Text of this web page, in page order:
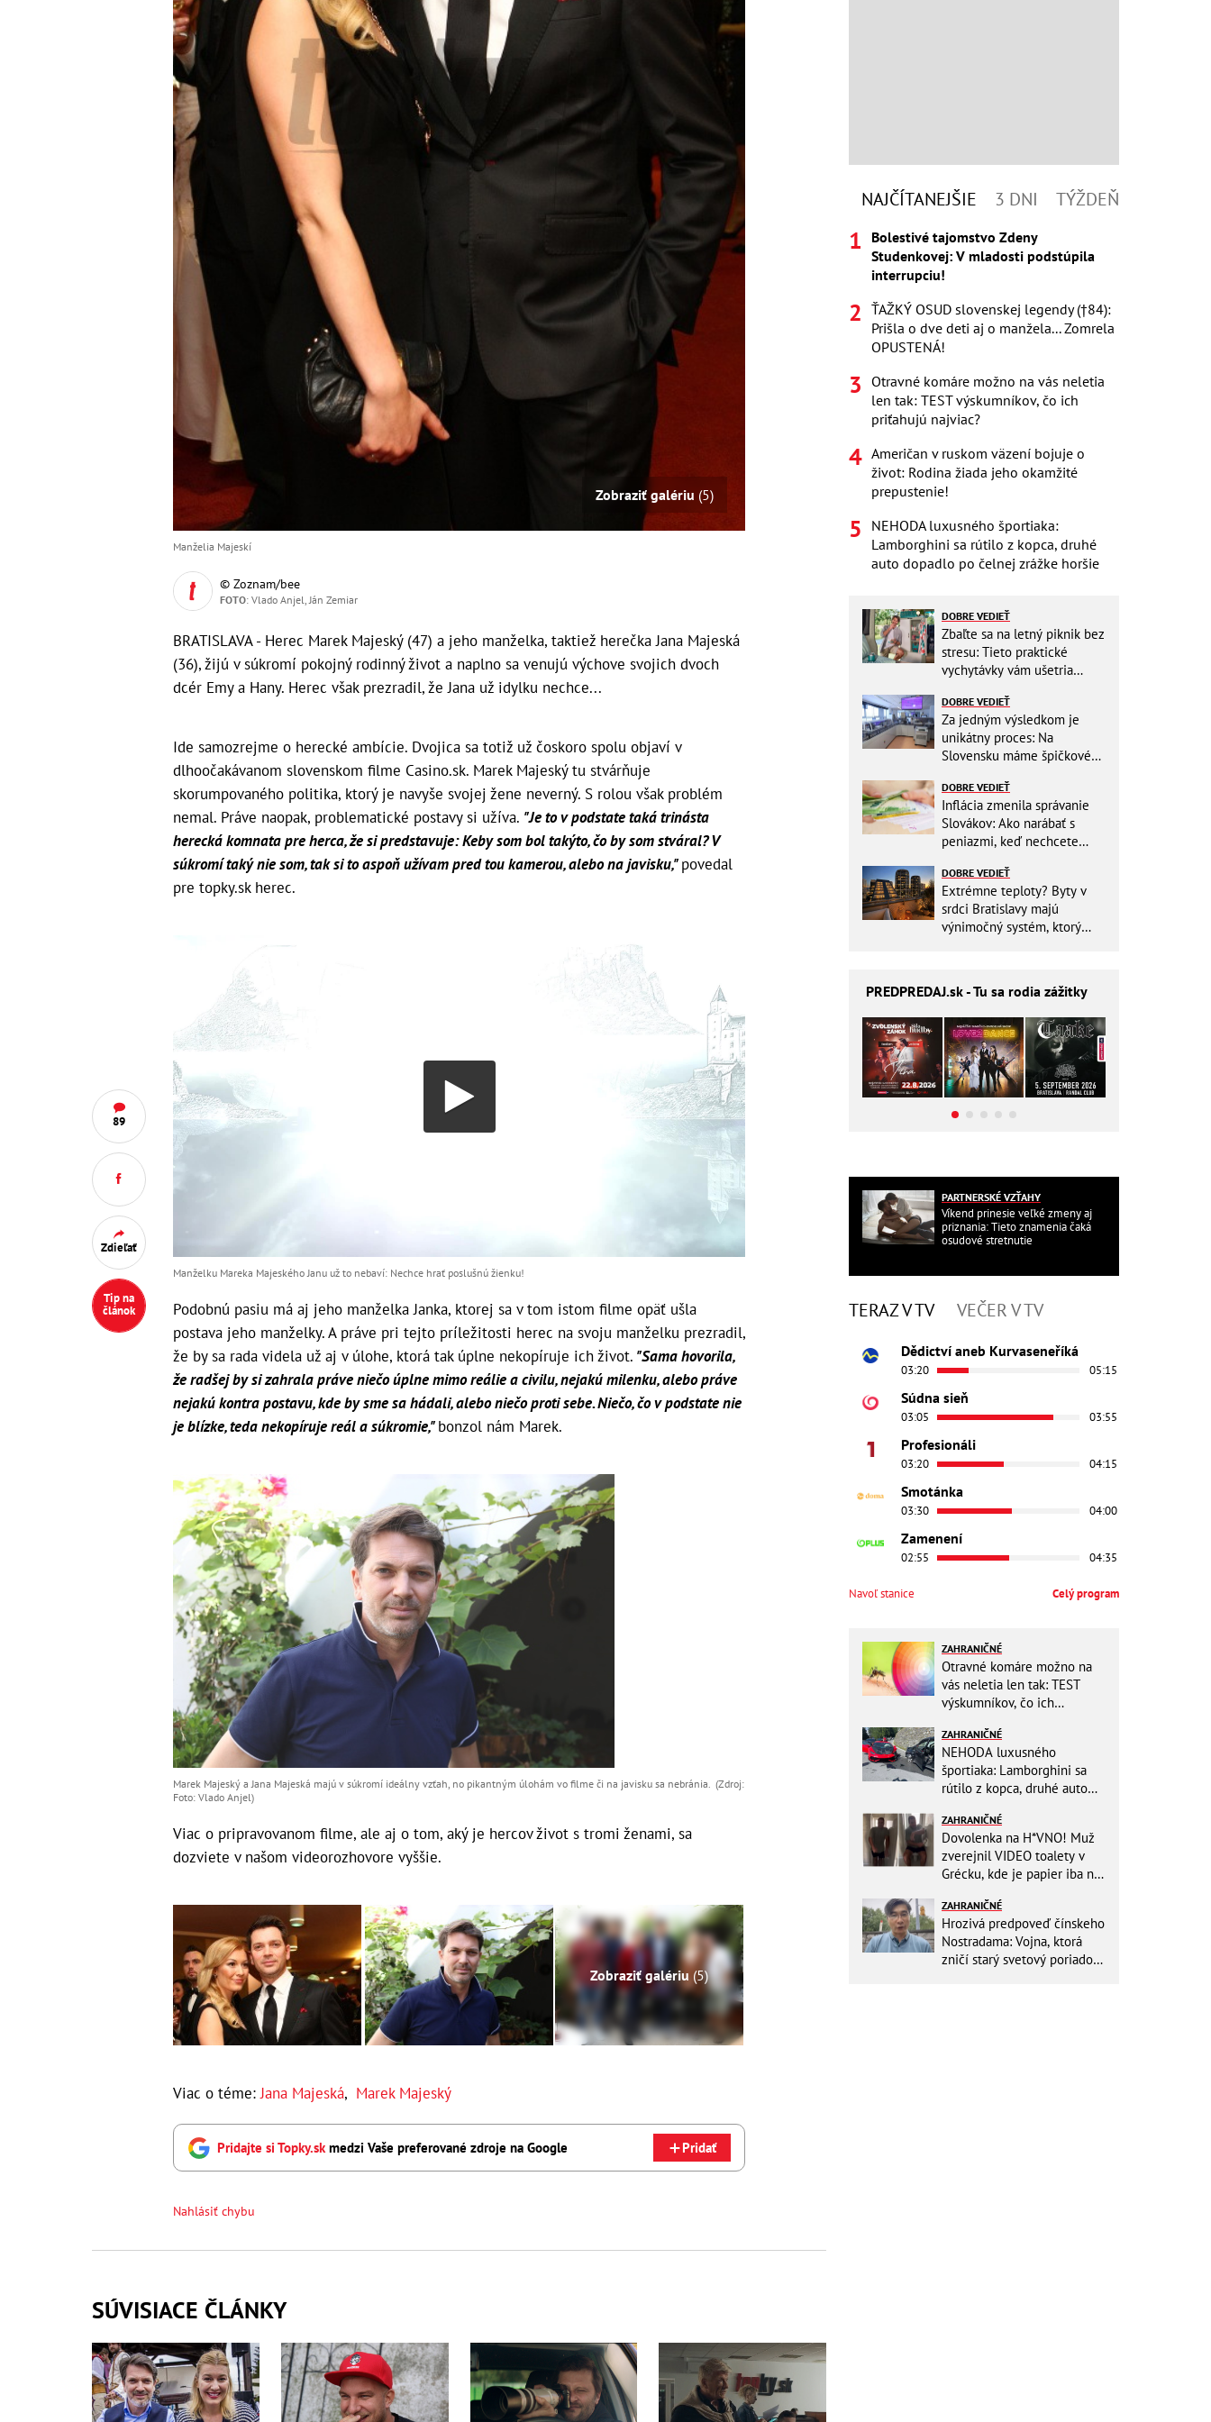
89
Zdieľať
Tip na
článok
Zobraziť galériu (5)
Manželia Majeskí
© Zoznam/bee
FOTO: Vlado Anjel, Ján Zemiar
BRATISLAVA - Herec Marek Majeský (47) a jeho manželka, taktiež herečka Jana Majeská
(36), žijú v súkromí pokojný rodinný život a naplno sa venujú výchove svojich dvoch
dcér Emy a Hany. Herec však prezradil, že Jana už idylku nechce...
Ide samozrejme o herecké ambície. Dvojica sa totiž už čoskoro spolu objaví v
dlhoočakávanom slovenskom filme Casino.sk. Marek Majeský tu stvárňuje
skorumpovaného politika, ktorý je navyše svojej žene neverný. S rolou však problém
nemal. Práve naopak, problematické postavy si užíva. "Je to v podstate taká trinásta
herecká komnata pre herca, že si predstavuje: Keby som bol takýto, čo by som stváral? V
súkromí taký nie som, tak si to aspoň užívam pred tou kamerou, alebo na javisku,"povedal
pre topky.sk herec.
Manželku Mareka Majeského Janu už to nebaví: Nechce hrať poslušnú žienku!
Podobnú pasiu má aj jeho manželka Janka, ktorej sa v tom istom filme opäť ušla
postava jeho manželky. A práve pri tejto príležitosti herec na svoju manželku prezradil,
že by sa rada videla už aj v úlohe, ktorá tak úplne nekopíruje ich život. "Sama hovorila,
že radšej by si zahrala práve niečo úplne mimo reálie a civilu, nejakú milenku, alebo práve
nejakú kontra postavu, kde by sme sa hádali, alebo niečo proti sebe. Niečo, čo v podstate nie
je blízke, teda nekopíruje reál a súkromie,"bonzol nám Marek.
Marek Majeský a Jana Majeská majú v súkromí ideálny vzťah, no pikantným úlohám vo filme či na javisku sa nebránia. (Zdroj:
Foto: Vlado Anjel)
Viac o pripravovanom filme, ale aj o tom, aký je hercov život s tromi ženami, sa
dozviete v našom videorozhovore vyššie.
Zobraziť galériu (5)
Viac o téme: Jana Majeská, Marek Majeský
Pridajte si Topky.skmedzi Vaše preferované zdroje na Google Pridať
Nahlásiť chybu
SÚVISIACE ČLÁNKY
NAJČÍTANEJŠIE 3 DNI TÝŽDEŇ
Bolestivé tajomstvo Zdeny
Studenkovej: V mladosti podstúpila
interrupciu!
ŤAŽKÝ OSUD slovenskej legendy (†84):
Prišla o dve deti aj o manžela... Zomrela
OPUSTENÁ!
Otravné komáre možno na vás neletia
len tak: TEST výskumníkov, čo ich
priťahujú najviac?
Američan v ruskom väzení bojuje o
život: Rodina žiada jeho okamžité
prepustenie!
NEHODA luxusného športiaka:
Lamborghini sa rútilo z kopca, druhé
auto dopadlo po čelnej zrážke horšie
DOBRE VEDIEŤ
Zbaľte sa na letný piknik bez
stresu: Tieto praktické
vychytávky vám ušetria
DOBRE VEDIEŤ
Za jedným výsledkom je
unikátny proces: Na
Slovensku máme špičkové
DOBRE VEDIEŤ
Inflácia zmenila správanie
Slovákov: Ako narábať s
peniazmi, keď nechcete
DOBRE VEDIEŤ
Extrémne teploty? Byty v
srdci Bratislavy majú
výnimočný systém, ktorý
PREDPREDAJ.sk - Tu sa rodia zážitky
PARTNERSKÉ VZŤAHY
Víkend prinesie veľké zmeny aj
priznania: Tieto znamenia čaká
osudové stretnutie
TERAZ V TV VEČER V TV
Dědictví aneb Kurvaseneříká
03:20 05:15
Súdna sieň
03:05 03:55
Profesionáli
03:20 04:15
Smotánka
03:30 04:00
Zamenení
02:55 04:35
Navoľ stanice Celý program
ZAHRANIČNÉ
Otravné komáre možno na
vás neletia len tak: TEST
výskumníkov, čo ich
ZAHRANIČNÉ
NEHODA luxusného
športiaka: Lamborghini sa
rútilo z kopca, druhé auto
horšie
ZAHRANIČNÉ
Dovolenka na H*VNO! Muž
zverejnil VIDEO toalety v
Grécku, kde je papier iba na
do kuchyne
ZAHRANIČNÉ
Hrozivá predpoveď čínskeho
Nostradama: Vojna, ktorá
zničí starý svetový poriadok!